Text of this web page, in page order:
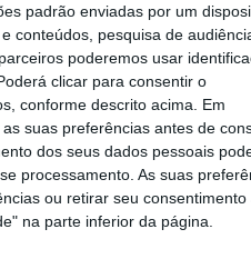
padrão enviadas por um
conteúdos, pesquisa de
poderemos usar
clicar para consentir o
conforme descrito acima. Em
suas preferências antes de
dos seus dados pessoais
processamento. As suas
ou retirar seu consentimento
na parte inferior da página.
não
disse.
o
um